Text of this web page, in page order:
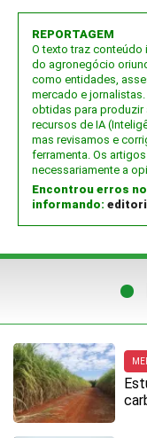
REPORTAGEM
O texto traz
do agronegócio
como entidades,
mercado e
obtidas para produzir
recursos de IA
mas revisamos e
ferramenta. Os
necessariamente a
Encontrou erros
informando: